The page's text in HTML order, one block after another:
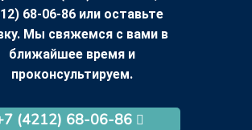
68-06-86 или оставьте
Мы свяжемся с вами в
ближайшее время и
проконсультируем.
(4212) 68-06-86